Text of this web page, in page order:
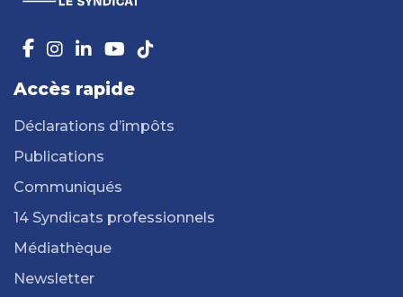
Accès rapide
Déclarations d’impôts
Publications
Communiqués
14 Syndicats professionnels
Médiathèque
Newsletter